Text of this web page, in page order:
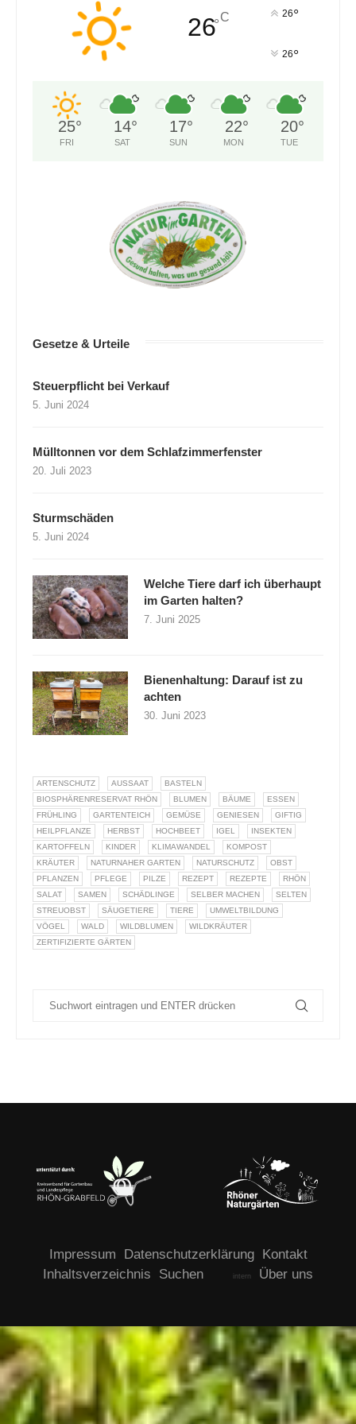
26°C 26°
26°
25°
FRI
14°
SAT
17°
SUN
22°
MON
20°
TUE
Gesetze & Urteile
Steuerpflicht bei Verkauf
5. Juni 2024
Mülltonnen vor dem Schlafzimmerfenster
20. Juli 2023
Sturmschäden
5. Juni 2024
Welche Tiere darf ich überhaupt
im Garten halten?
7. Juni 2025
Bienenhaltung: Darauf ist zu
achten
30. Juni 2023
ARTENSCHUTZ AUSSAAT
BASTELN
BIOSPHÄRENRESERVAT RHÖN
BLUMEN BÄUME
ESSEN
FRÜHLING
GARTENTEICH GEMÜSE GENIESEN
GIFTIG
HEILPFLANZE
HERBST HOCHBEET IGEL
INSEKTEN
KARTOFFELN
KINDER KLIMAWANDEL
KOMPOST
KRÄUTER
NATURNAHER GARTEN NATURSCHUTZ
OBST
PFLANZEN
PFLEGE PILZE REZEPT REZEPTE
RHÖN
SALAT
SAMEN SCHÄDLINGE SELBER MACHEN
SELTEN
STREUOBST
SÄUGETIERE TIERE
UMWELTBILDUNG
VÖGEL
WALD WILDBLUMEN
WILDKRÄUTER
ZERTIFIZIERTE GÄRTEN
Impressum Datenschutzerklärung
Kontakt
Inhaltsverzeichnis
Suchen intern Über uns